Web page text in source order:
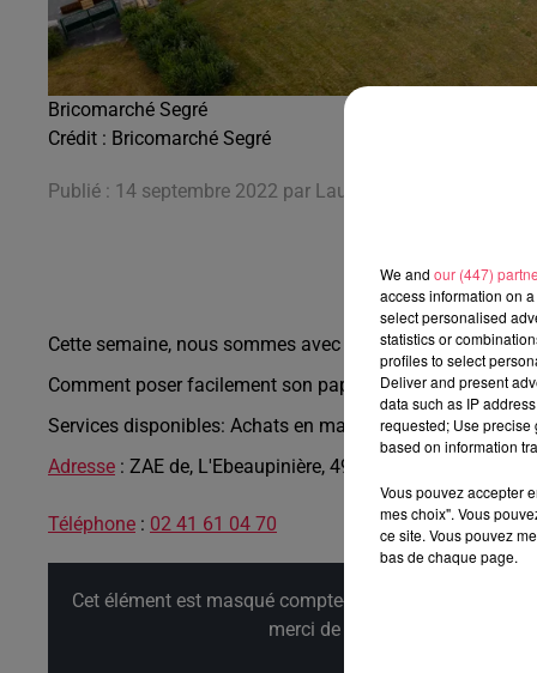
Bricomarché Segré
Crédit : Bricomarché Segré
Publié : 14 septembre 2022 par Laurent Rivron
Cette semaine, nous sommes avec Martine au rayon
Comment poser facilement son papier peint ?
Services disponibles: Achats en magasin · Drive
Adresse : ZAE de, L'Ebeaupinière, 49500 Segré-en-Anjou
Téléphone : 02 41 61 04 70
Cet élément est masqué compte-tenu du refus du
merci de nous donner votre
We and our (447)
access information on
select personalised
statistics or
profiles to select
Deliver and present
data such as IP
requested; Use precise
based on information
Vous pouvez accepter
mes choix". Vous
ce site. Vous pouvez
bas de chaque page.